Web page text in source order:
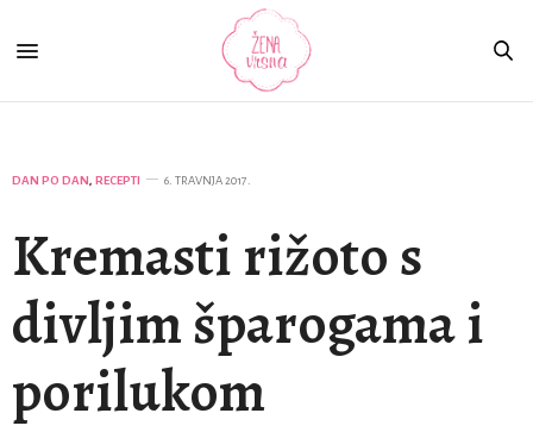
DAN PO DAN, RECEPTI 6. TRAVNJA 2017.
Kremasti rižoto s
divljim šparogama i
porilukom